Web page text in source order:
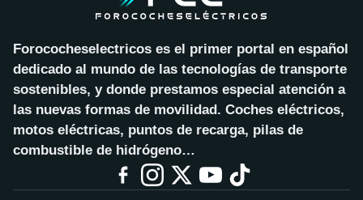
Forococheselectricos es el primer portal en español
dedicado al mundo de las tecnologías de transporte
sostenibles, y donde prestamos especial atención a
las nuevas formas de movilidad. Coches eléctricos,
motos eléctricas, puntos de recarga, pilas de
combustible de hidrógeno…